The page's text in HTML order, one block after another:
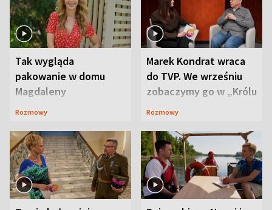
Tak wygląda
pakowanie w domu
Magdaleny
Waligórskiej-Lisieckiej.
Rozmowy
Marek Kondrat wraca
do TVP. We wrześniu
zobaczymy go w „Królu
Maciusiu I”
Rozmowy